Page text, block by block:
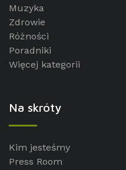
Muzyka
Zdrowie
Różności
Poradniki
Więcej kategorii
Na skróty
Kim jesteśmy
Press Room